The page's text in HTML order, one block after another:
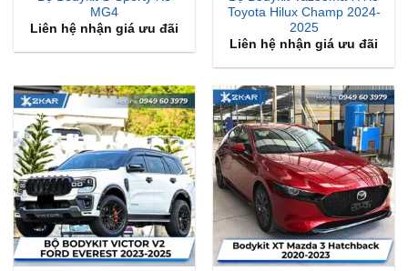
MG4
Liên hệ nhận giá ưu đãi
Toyota Hilux Champ 2024-
2025
Liên hệ nhận giá ưu đãi